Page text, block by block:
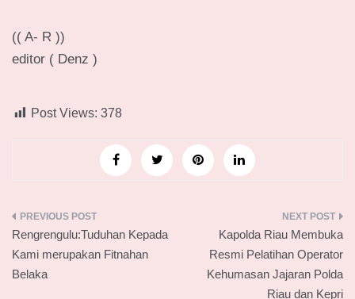
(( A- R ))
editor ( Denz )
Post Views: 378
Navigasi
pos
Rengrengulu:Tuduhan Kepada
Kami merupakan Fitnahan
Belaka
Kapolda Riau Membuka
Resmi Pelatihan Operator
Kehumasan Jajaran Polda
Riau dan Kepri